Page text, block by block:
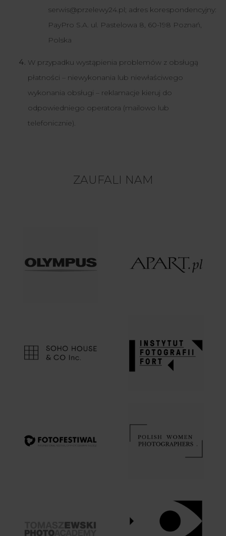
serwis@przelewy24.pl; adres korespondencyjny:
PayPro S.A. ul. Pastelowa 8, 60-198 Poznań,
Polska
W przypadku wystąpienia problemów z obsługą
płatności – niewykonania lub niewłaściwego
wykonania obsługi – reklamacje kieruj do
odpowiedniego operatora (mailowo lub
telefonicznie).
ZAUFALI NAM